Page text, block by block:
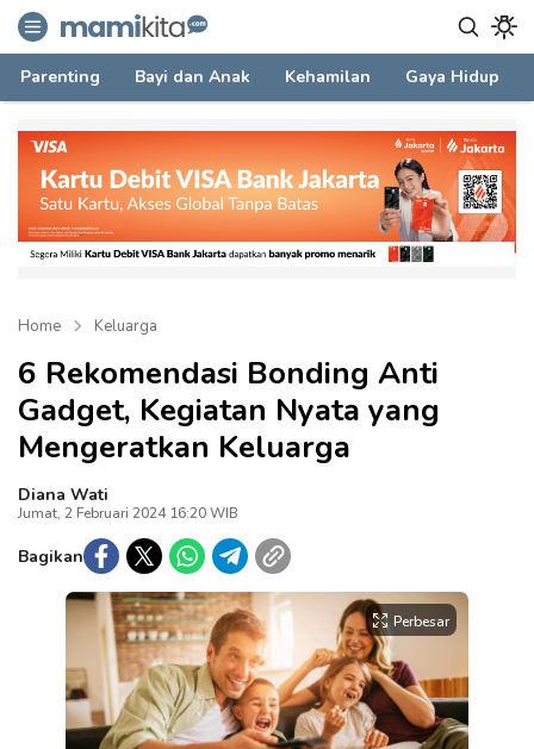
mamikita.com
Informasi Parenting untuk Mami Milenial
Parenting Bayi dan Anak Kehamilan Gaya Hidup
Home Keluarga
6 Rekomendasi Bonding Anti
Gadget, Kegiatan Nyata yang
Mengeratkan Keluarga
Diana Wati
Jumat, 2 Februari 2024 16:20 WIB
Bagikan
Perbesar